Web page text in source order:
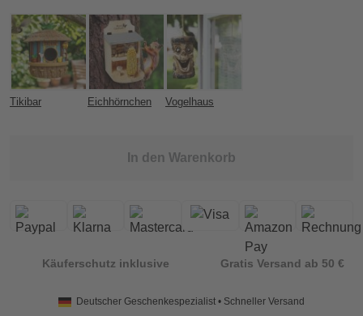
Tikibar Eichhörnchen Vogelhaus
In den Warenkorb
Käuferschutz inklusive Gratis Versand ab 50 €
Deutscher Geschenkespezialist • Schneller Versand